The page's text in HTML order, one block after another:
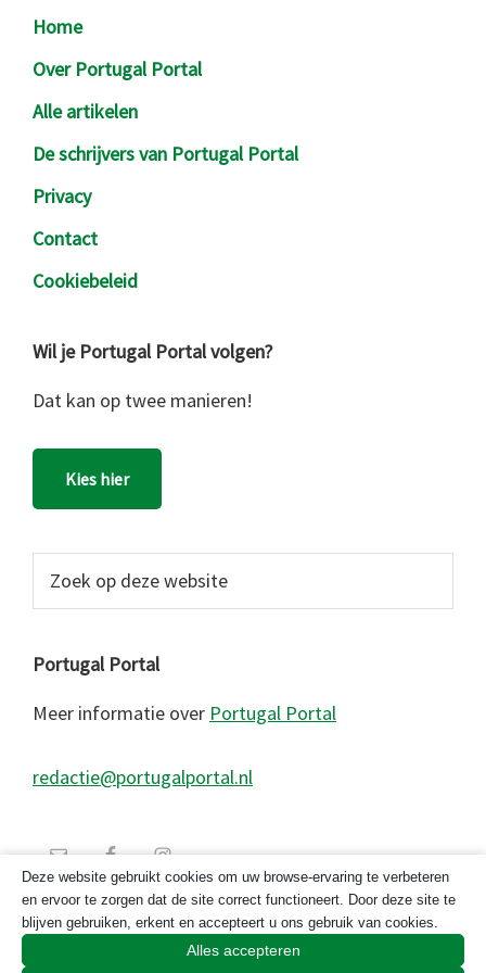
Footer
Home
Over Portugal Portal
Alle artikelen
De schrijvers van Portugal Portal
Privacy
Contact
Cookiebeleid
Wil je Portugal Portal volgen?
Dat kan op twee manieren!
Kies hier
website
Portugal Portal
Meer informatie over Portugal Portal
redactie@portugalportal.nl
Deze website gebruikt cookies om uw browse-ervaring te verbeteren
en ervoor te zorgen dat de site correct functioneert. Door deze site te
blijven gebruiken, erkent en accepteert u ons gebruik van cookies.
Alles accepteren